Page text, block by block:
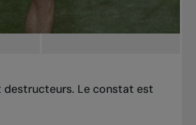
destructeurs. Le constat est